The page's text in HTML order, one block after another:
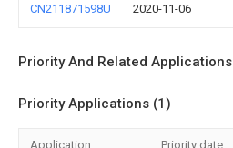
CN211871598U 2020-11-06
Priority And Related Applications
Priority Applications (1)
Application Priority date